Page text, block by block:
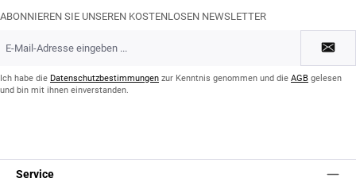
ABONNIEREN SIE UNSEREN KOSTENLOSEN NEWSLETTER
Mail-
*Ich habe die Datenschutzbestimmungen zur Kenntnis genommen und die AGB gelesen
und bin mit ihnen einverstanden.
Service